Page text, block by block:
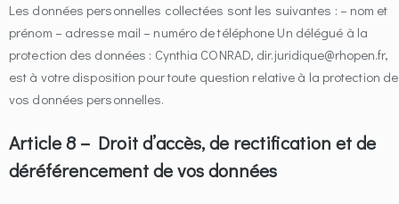
Les données personnelles collectées sont les suivantes : – nom et
prénom – adresse mail – numéro de téléphone Un délégué à la
protection des données : Cynthia CONRAD, dir.juridique@rhopen.fr,
est à votre disposition pour toute question relative à la protection de
vos données personnelles.
Article 8 – Droit d’accès, de rectification et de
déréférencement de vos données